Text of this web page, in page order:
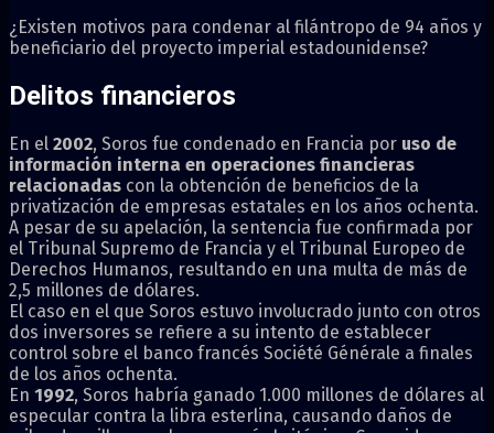
¿Existen motivos para condenar al filántropo de 94 años y
beneficiario del proyecto imperial estadounidense?
Delitos financieros
En el 2002, Soros fue condenado en Francia por uso de
información interna en operaciones financieras
relacionadas con la obtención de beneficios de la
privatización de empresas estatales en los años ochenta.
A pesar de su apelación, la sentencia fue confirmada por
el Tribunal Supremo de Francia y el Tribunal Europeo de
Derechos Humanos, resultando en una multa de más de
2,5 millones de dólares.
El caso en el que Soros estuvo involucrado junto con otros
dos inversores se refiere a su intento de establecer
control sobre el banco francés Société Générale a finales
de los años ochenta.
En 1992, Soros habría ganado 1.000 millones de dólares al
especular contra la libra esterlina, causando daños de